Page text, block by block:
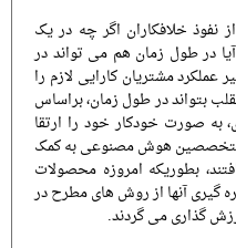
نفوذ خلافکاران اگر چه در یک
در طول زمان هم می تواند در
مشتریان کارایی لازم را
بتواند در طول زمان، براساس
به صورت خودکار خود را ارتقا
متخصصین هوش مصنوعی به کمک
بطوریکه امروزه محصولات
گیری آنها از روش های مطرح در
گذاری می گردند.